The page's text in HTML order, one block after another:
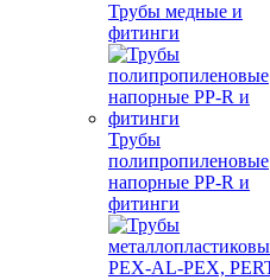
Трубы медные и
фитинги
Трубы
полипропиленовые
напорные PP-R и
фитинги